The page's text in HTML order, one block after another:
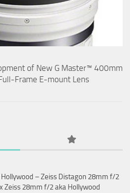
of New G Master™ 400mm
Frame E-mount Lens
– Zeiss Distagon 28mm f/2
Zeiss 28mm f/2 aka Hollywood